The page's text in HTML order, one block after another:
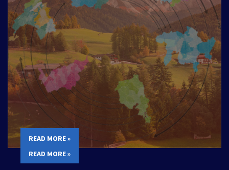
READ MORE »
READ MORE »